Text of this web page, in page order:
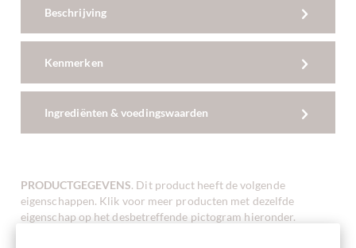
Beschrijving
Kenmerken
Ingrediënten & voedingswaarden
PRODUCTGEGEVENS. Dit product heeft de volgende
eigenschappen. Klik voor meer producten met dezelfde
eigenschap op het desbetreffende pictogram hieronder.